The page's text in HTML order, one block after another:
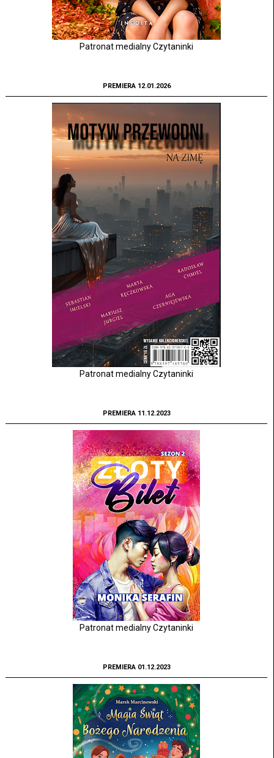
Patronat medialny Czytaninki
PREMIERA 12.01.2026
Patronat medialny Czytaninki
PREMIERA 11.12.2023
Patronat medialny Czytaninki
PREMIERA 01.12.2023